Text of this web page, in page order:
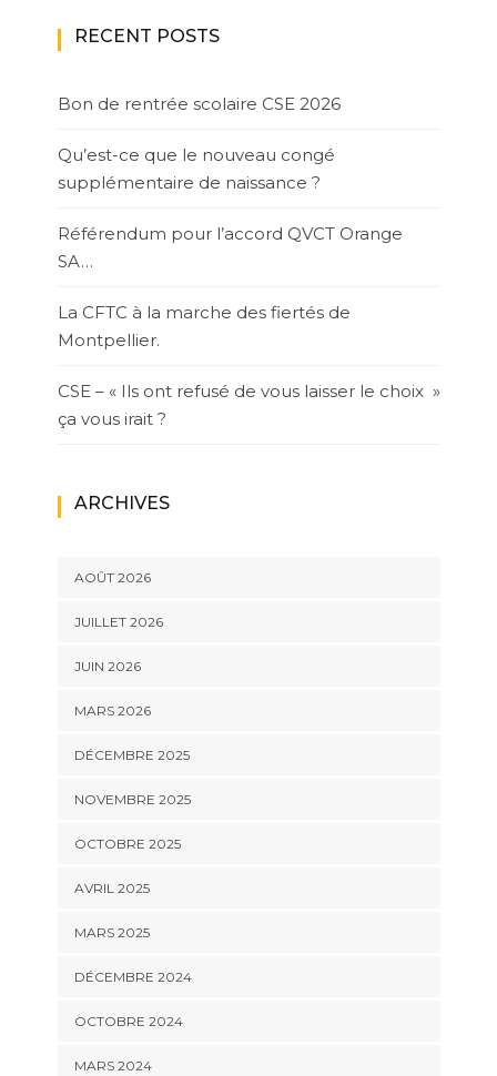
RECENT POSTS
Bon de rentrée scolaire CSE 2026
Qu’est-ce que le nouveau congé
supplémentaire de naissance ?
Référendum pour l’accord QVCT Orange
SA…
La CFTC à la marche des fiertés de
Montpellier.
CSE – « Ils ont refusé de vous laisser le choix »
ça vous irait ?
ARCHIVES
AOÛT 2026
JUILLET 2026
JUIN 2026
MARS 2026
DÉCEMBRE 2025
NOVEMBRE 2025
OCTOBRE 2025
AVRIL 2025
MARS 2025
DÉCEMBRE 2024
OCTOBRE 2024
MARS 2024